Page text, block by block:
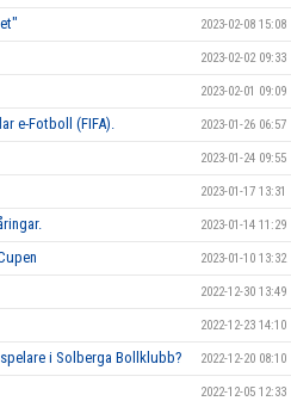
2023-02-08 15:08
2023-02-02 09:33
2023-02-01 09:09
e-Fotboll (FIFA). 2023-01-26 06:57
2023-01-24 09:55
2023-01-17 13:31
2023-01-14 11:29
2023-01-10 13:32
2022-12-30 13:49
2022-12-23 14:10
i Solberga Bollklubb? 2022-12-20 08:10
2022-12-05 12:33